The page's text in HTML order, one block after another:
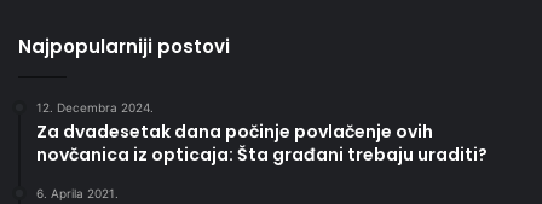
Najpopularniji postovi
12. Decembra 2024.
Za dvadesetak dana počinje povlačenje ovih
novčanica iz opticaja: Šta građani trebaju uraditi?
6. Aprila 2021.